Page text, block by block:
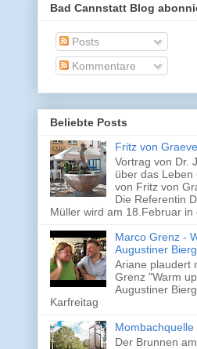
Bad Cannstatt Blog
Posts
Kommentare
Beliebte Posts
Fritz von
Vortrag von Dr.
über das Leben
von Fritz von
Die Referentin
Müller wird am 18.Februar in
Marco Grenz -
Augustiner
Ariane plaudert
Grenz "Warm
Augustiner
Karfreitag
Mombachquelle
Der Brunnen